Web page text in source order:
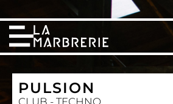
PULSION
CLUB - TECHNO